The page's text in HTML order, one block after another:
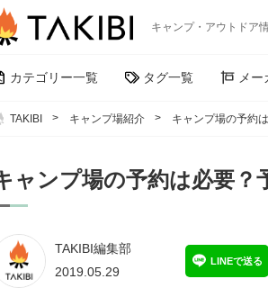
キャンプ・アウトドア
カテゴリー一覧 タグ一覧 メー
TAKIBI キャンプ場紹介 キャンプ場の予約
ャンプ場の予約は必要
TAKIBI編集部
2019.05.29
LINEで送る